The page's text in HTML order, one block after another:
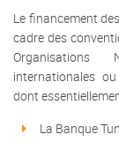
Le financement
cadre des
Organisations
internationales
dont
La Banque